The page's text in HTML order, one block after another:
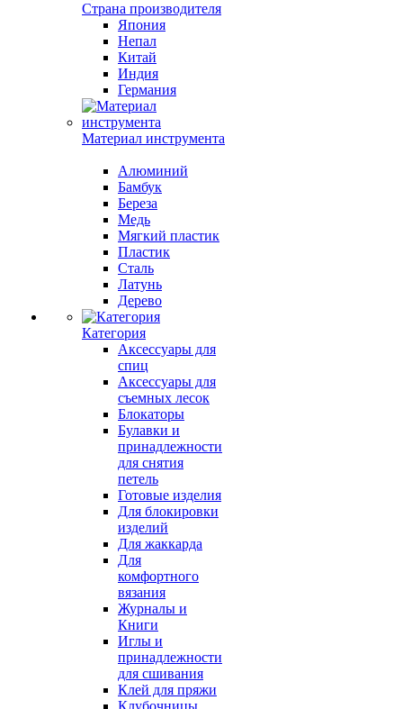
Страна производителя
Япония
Непал
Китай
Индия
Германия
Материал инструмента
Алюминий
Бамбук
Береза
Медь
Мягкий пластик
Пластик
Сталь
Латунь
Дерево
Категория
Аксессуары для
спиц
Аксессуары для
съемных лесок
Блокаторы
Булавки и
принадлежности
для снятия
петель
Готовые изделия
Для блокировки
изделий
Для жаккарда
Для
комфортного
вязания
Журналы и
Книги
Иглы и
принадлежности
для сшивания
Клей для пряжи
Клубочницы